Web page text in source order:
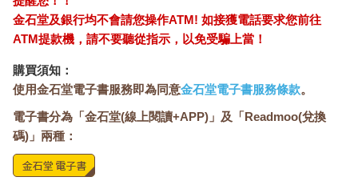
★投資提醒
投資人該學會的不只是看「營收成長」，更要看「現金流是否跟
得上成長」。一家公司的成長，若靠借錢或過度擴張支撐，最終
會反噬獲利。懂得閱讀財報，不是為了背數字，而是為了理解這
家公司「能不能自給自足地活下去」。因為唯有穩定創造現金流
的企業，才有資格談長期價值。
新手必看的三大關鍵數據
1. 營收成長率(Revenue Growth Rate,簡稱GR)：公司規模是否持
續擴張？
2. 每股盈餘EPS（Earnings Per Share,簡稱EPS）：公司真的有
金石堂及銀行均不會請您操作ATM! 如接獲電話要求您前往
ATM提款機，請不要聽從指示，以免受騙上當！
購買須知：
使用金石堂電子書服務即為同意金石堂電子書服務條款。
電子書分為「金石堂(線上閱讀+APP)」及「Readmoo(兌換
碼)」兩種：